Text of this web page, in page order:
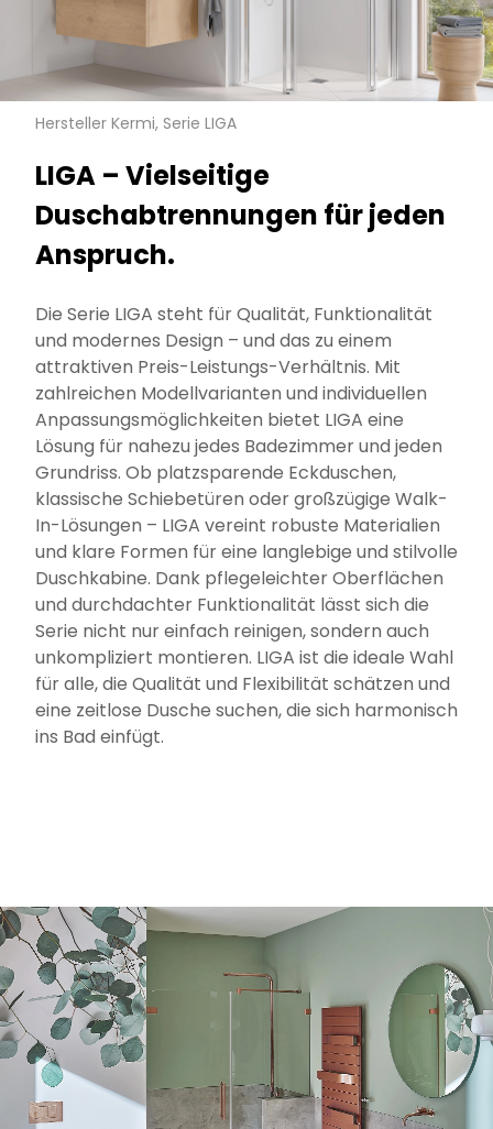
Hersteller Kermi, Serie LIGA
LIGA – Vielseitige
Duschabtrennungen für jeden
Anspruch.
Die Serie LIGA steht für Qualität, Funktionalität
und modernes Design – und das zu einem
attraktiven Preis-Leistungs-Verhältnis. Mit
zahlreichen Modellvarianten und individuellen
Anpassungsmöglichkeiten bietet LIGA eine
Lösung für nahezu jedes Badezimmer und jeden
Grundriss. Ob platzsparende Eckduschen,
klassische Schiebetüren oder großzügige Walk-
In-Lösungen – LIGA vereint robuste Materialien
und klare Formen für eine langlebige und stilvolle
Duschkabine. Dank pflegeleichter Oberflächen
und durchdachter Funktionalität lässt sich die
Serie nicht nur einfach reinigen, sondern auch
unkompliziert montieren. LIGA ist die ideale Wahl
für alle, die Qualität und Flexibilität schätzen und
eine zeitlose Dusche suchen, die sich harmonisch
ins Bad einfügt.